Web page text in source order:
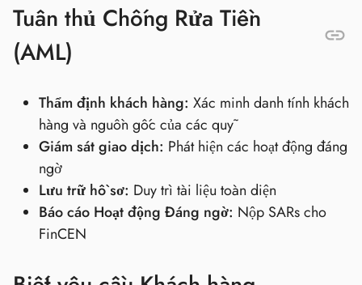
Tuân thủ Chống Rửa Tiền
(AML)
Thẩm định khách hàng: Xác minh danh tính khách
hàng và nguồn gốc của các quỹ
Giám sát giao dịch: Phát hiện các hoạt động đáng
ngờ
Lưu trữ hồ sơ: Duy trì tài liệu toàn diện
Báo cáo Hoạt động Đáng ngờ: Nộp SARs cho
FinCEN